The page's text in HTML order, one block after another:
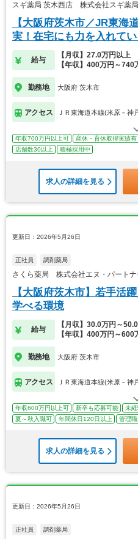
スギ薬局 茨木西店 株式会社スギ薬
【大阪府茨木市／JR東海
実！在宅にも力を入れて
す。
給与
【月収】27.0万円以上
【年収】400万円～740
勤務地 大阪府 茨木市
アクセス ＪＲ東海道本線(米原－神
年収700万円以上可 産休・育休取得実績有
店舗数30以上
積極採用中
求人の詳細を見る
更新日：2026年5月26日
正社員 調剤薬局
さくら薬局 株式会社エヌ・パートナ
【大阪府茨木市】若手活
学べる環境
給与
【月収】30.0万円～
【年収】400万円～600
勤務地 大阪府 茨木市
アクセス ＪＲ東海道本線(米原－神
年収600万円以上可 新卒も応募可能 未
夏～秋入職可
年間休日120日以上 管理
求人の詳細を見る
更新日：2026年5月26日
正社員 調剤薬局